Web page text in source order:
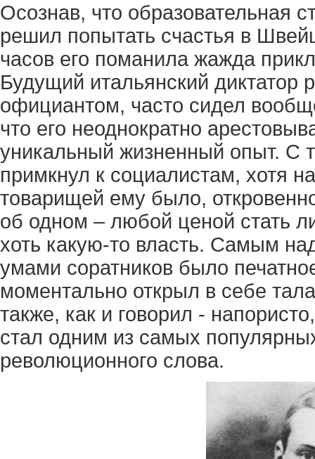
Осознав, что образовательная
решил попытать счастья в
часов его поманила жажда
Будущий итальянский диктатор
официантом, часто сидел
что его неоднократно
уникальный жизненный опыт. С
примкнул к социалистам, хотя
товарищей ему было,
об одном – любой ценой стать
хоть какую-то власть. Самым
умами соратников было
моментально открыл в себе
также, как и говорил -
стал одним из самых
революционного слова.